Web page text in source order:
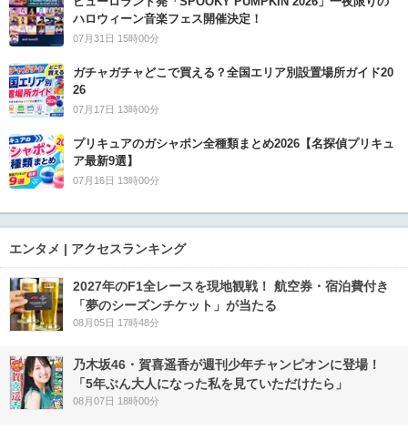
ハロウィーン音楽フェス開催決定！
07月31日 15時00分
ガチャガチャどこで買える？全国エリア別設置場所ガイド20
26
07月17日 13時00分
プリキュアのガシャポン全種類まとめ2026【名探偵プリキュ
ア最新9選】
07月16日 13時00分
エンタメ | アクセスランキング
2027年のF1全レースを現地観戦！ 航空券・宿泊費付き
「夢のシーズンチケット」が当たる
08月05日 17時48分
乃木坂46・賀喜遥香が週刊少年チャンピオンに登場！
「5年ぶん大人になった私を見ていただけたら」
08月07日 18時00分